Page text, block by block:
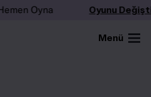
Oyna Oyunu Değiştir
Menü